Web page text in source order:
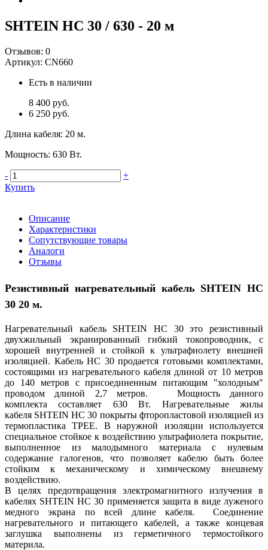
SHTEIN HC 30 / 630 - 20 м
Отзывов: 0
Артикул: CN660
Есть в наличии
8 400 руб.
6 250 руб.
Длина кабеля: 20 м.
Мощность: 630 Вт.
-
+
Купить
Описание
Характеристики
Сопутствующие товары
Аналоги
Отзывы
Резистивный нагревательный кабель SHTEIN HC
30 20 м.
Нагревательный кабель SHTEIN HC 30 это резистивный
двухжильный экранированный гибкий токопроводник, с
хорошей внутренней и стойкой к ультрафиолету внешней
изоляцией. Кабель HC 30 продается готовыми комплектами,
состоящими из нагревательного кабеля длиной от 10 метров
до 140 метров с присоединенным питающим "холодным"
проводом длиной 2,7 метров. Мощность данного
комплекта составляет 630 Вт. Нагревательные жилы
кабеля SHTEIN HC 30 покрыты фторопластовой изоляцией из
термопластика ТРЕЕ. В наружной изоляции используется
специальное стойкое к воздействию ультрафиолета покрытие,
выполненное из малодымного материала с нулевым
содержание галогенов, что позволяет кабелю быть более
стойким к механическому и химическому внешнему
воздействию.
В целях предотвращения электромагнитного излучения в
кабелях SHTEIN HC 30 применяется защита в виде луженого
медного экрана по всей длине кабеля. Соединение
нагревательного и питающего кабелей, а также концевая
заглушка выполнены из герметичного термостойкого
материла.